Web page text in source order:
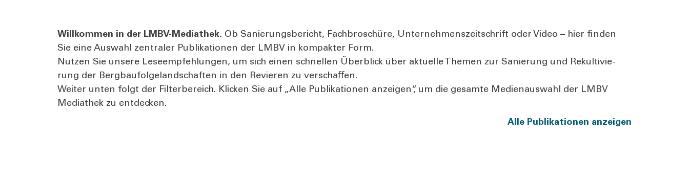
Will­kom­men in der LMBV-Media­thek. Ob Sanie­rungs­be­richt, Fach­bro­schü­re, Unter­neh­mens­zeit­schrift oder Video – hier fin­den
Sie eine Aus­wahl zen­tra­ler Publi­ka­tio­nen der LMBV in kom­pak­ter Form.
Nut­zen Sie unse­re Lese­emp­feh­lun­gen, um sich einen schnel­len Über­blick über aktu­el­le The­men zur Sanie­rung und Rekul­ti­vie­
rung der Berg­bau­fol­ge­land­schaf­ten in den Revie­ren zu ver­schaﬀen.
Wei­ter unten folgt der Fil­ter­be­reich. Kli­cken Sie auf „Alle Publi­ka­tio­nen anzei­gen“, um die gesam­te Medi­en­aus­wahl der LMBV
Media­thek zu ent­de­cken.
Alle Publi­ka­tio­nen anzei­gen